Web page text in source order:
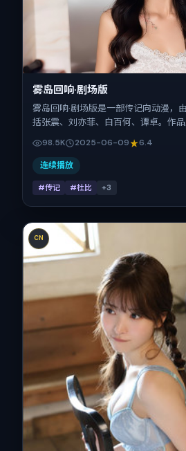
雾岛回响·剧场版
雾岛回响·剧场版是一部传记向动漫，
括张震、刘亦菲、白百何、谭卓。作
片时长148分钟。
98.5K 2025-06-09 6.4
连续播放
#传记 #杜比 +3
CN